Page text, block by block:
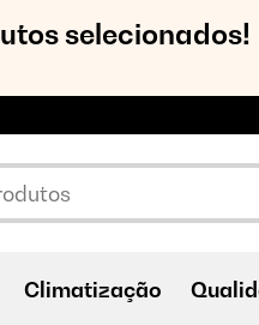
selecionados!
Climatização